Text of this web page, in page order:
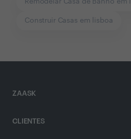
Remodelar Casa de Banho em
Construir Casas em lisboa
ZAASK
CLIENTES